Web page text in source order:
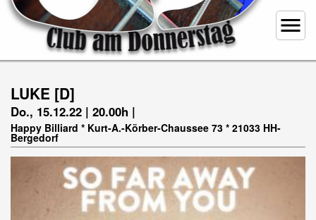
menu
LUKE [D]
Do., 15.12.22 | 20.00h |
Happy Billiard * Kurt-A.-Körber-Chaussee 73 * 21033 HH-
Bergedorf